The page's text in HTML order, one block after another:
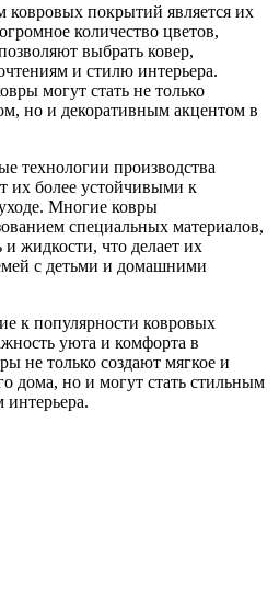
покрытий является их
количество цветов,
выбрать ковер,
и стилю интерьера.
могут стать не только
но и декоративным акцентом в
технологии производства
их более устойчивыми к
Многие ковры
специальных материалов,
и жидкости, что делает их
с детьми и домашними
к популярности ковровых
уюта и комфорта в
не только создают мягкое и
дома, но и могут стать стильным